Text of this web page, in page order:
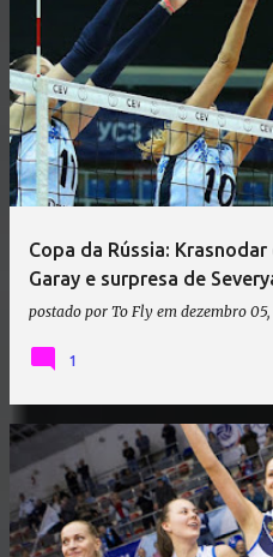
Copa da Rússia:
Garay e surpresa de
postado por To Fly em dezembro
1